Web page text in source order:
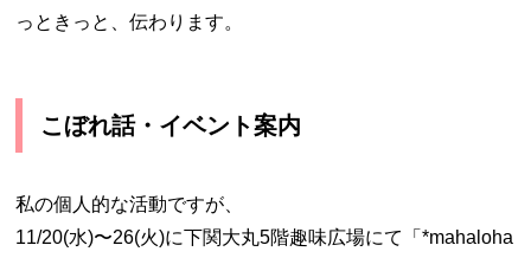
っときっと、伝わります。
こぼれ話・イベント案内
私の個人的な活動ですが、
11/20(水)〜26(火)に下関大丸5階趣味広場にて「*mahaloha